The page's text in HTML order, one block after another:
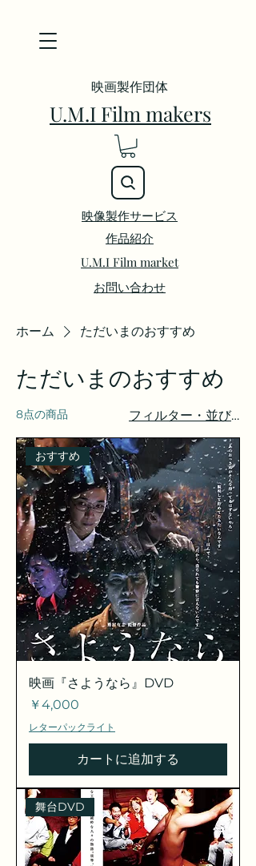
映画製作団体
U.M.I Film makers
映像製作サービス
U.M.I Film market
​作品紹介
お問い合わせ
ホーム ただいまのおすすめ
ただいまのおすすめ
8点の商品 フィルター・並び替え
おすすめ
映画『さようなら』DVD
価格
￥4,000
レターパックライト
カートに追加する
舞台DVD